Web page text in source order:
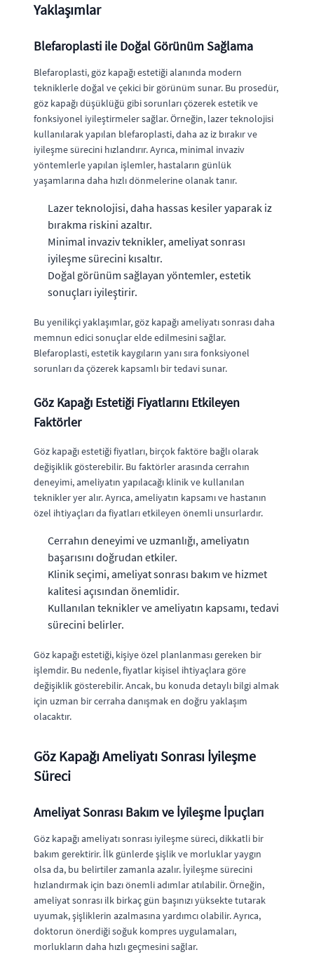
Yaklaşımlar
Blefaroplasti ile Doğal Görünüm Sağlama
Blefaroplasti, göz kapağı estetiği alanında modern
tekniklerle doğal ve çekici bir görünüm sunar. Bu prosedür,
göz kapağı düşüklüğü gibi sorunları çözerek estetik ve
fonksiyonel iyileştirmeler sağlar. Örneğin, lazer teknolojisi
kullanılarak yapılan blefaroplasti, daha az iz bırakır ve
iyileşme sürecini hızlandırır. Ayrıca, minimal invaziv
yöntemlerle yapılan işlemler, hastaların günlük
yaşamlarına daha hızlı dönmelerine olanak tanır.
Lazer teknolojisi, daha hassas kesiler yaparak iz
bırakma riskini azaltır.
Minimal invaziv teknikler, ameliyat sonrası
iyileşme sürecini kısaltır.
Doğal görünüm sağlayan yöntemler, estetik
sonuçları iyileştirir.
Bu yenilikçi yaklaşımlar, göz kapağı ameliyatı sonrası daha
memnun edici sonuçlar elde edilmesini sağlar.
Blefaroplasti, estetik kaygıların yanı sıra fonksiyonel
sorunları da çözerek kapsamlı bir tedavi sunar.
Göz Kapağı Estetiği Fiyatlarını Etkileyen
Faktörler
Göz kapağı estetiği fiyatları, birçok faktöre bağlı olarak
değişiklik gösterebilir. Bu faktörler arasında cerrahın
deneyimi, ameliyatın yapılacağı klinik ve kullanılan
teknikler yer alır. Ayrıca, ameliyatın kapsamı ve hastanın
özel ihtiyaçları da fiyatları etkileyen önemli unsurlardır.
Cerrahın deneyimi ve uzmanlığı, ameliyatın
başarısını doğrudan etkiler.
Klinik seçimi, ameliyat sonrası bakım ve hizmet
kalitesi açısından önemlidir.
Kullanılan teknikler ve ameliyatın kapsamı, tedavi
sürecini belirler.
Göz kapağı estetiği, kişiye özel planlanması gereken bir
işlemdir. Bu nedenle, fiyatlar kişisel ihtiyaçlara göre
değişiklik gösterebilir. Ancak, bu konuda detaylı bilgi almak
için uzman bir cerraha danışmak en doğru yaklaşım
olacaktır.
Göz Kapağı Ameliyatı Sonrası İyileşme
Süreci
Ameliyat Sonrası Bakım ve İyileşme İpuçları
Göz kapağı ameliyatı sonrası iyileşme süreci, dikkatli bir
bakım gerektirir. İlk günlerde şişlik ve morluklar yaygın
olsa da, bu belirtiler zamanla azalır. İyileşme sürecini
hızlandırmak için bazı önemli adımlar atılabilir. Örneğin,
ameliyat sonrası ilk birkaç gün başınızı yüksekte tutarak
uyumak, şişliklerin azalmasına yardımcı olabilir. Ayrıca,
doktorun önerdiği soğuk kompres uygulamaları,
morlukların daha hızlı geçmesini sağlar.